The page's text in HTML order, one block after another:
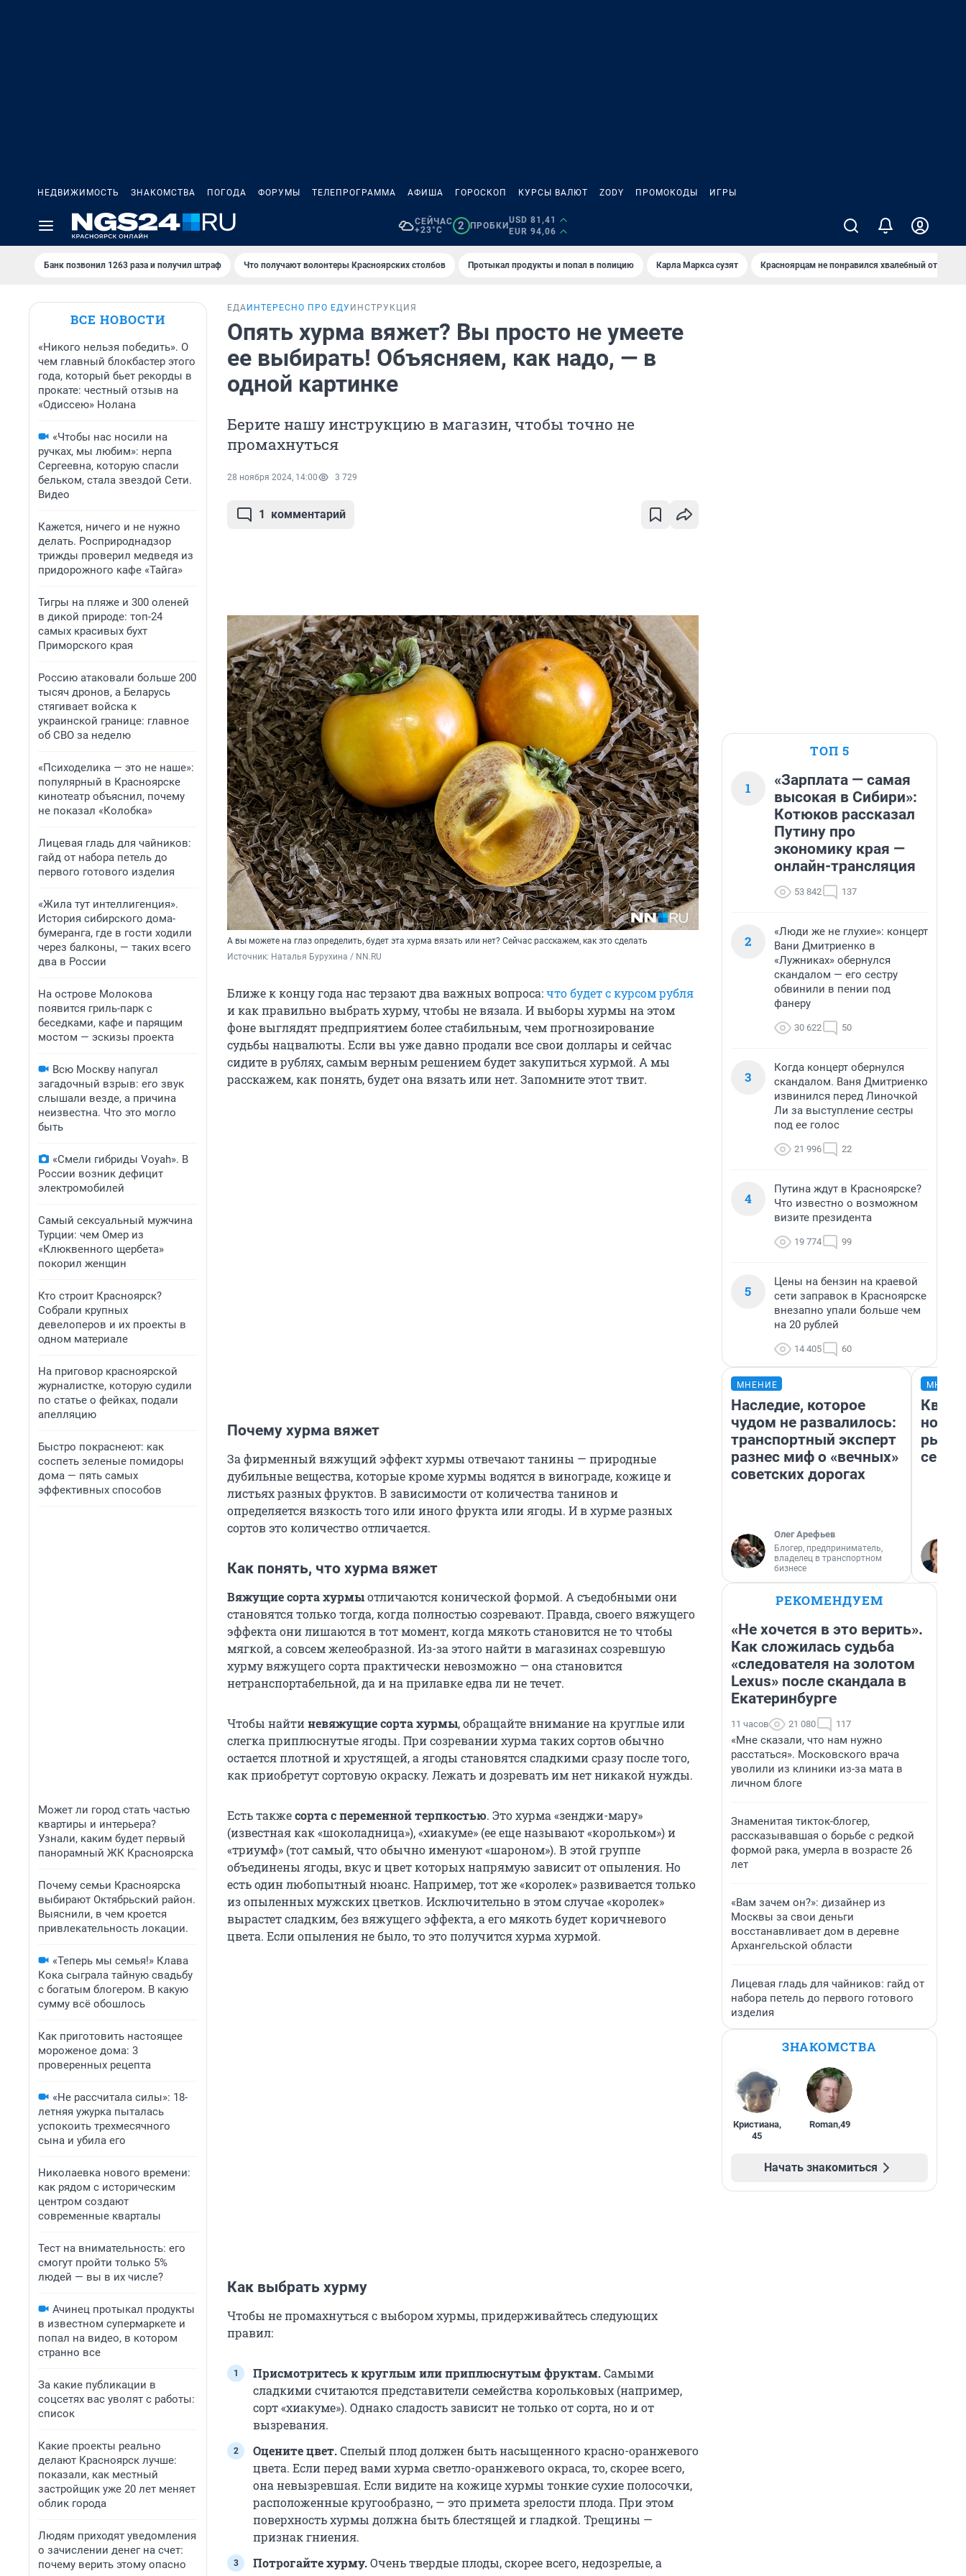
НЕДВИЖИМОСТЬ ЗНАКОМСТВА ПОГОДА ФОРУМЫ ТЕЛЕПРОГРАММА АФИША ГОРОСКОП КУРСЫ ВАЛЮТ ZODY ПРОМОКОДЫ ИГРЫ
СЕЙЧАС
+23°C
2 ПРОБКИ
USD 81,41
EUR 94,06
Банк позвонил 1263 раза и получил штраф Что получают волонтеры Красноярских столбов Протыкал продукты и попал в полицию Карла Маркса сузят Красноярцам не понравился хвалебный отзыв о
ВСЕ НОВОСТИ
«Никого нельзя победить». О
чем главный блокбастер этого
года, который бьет рекорды в
прокате: честный отзыв на
«Одиссею» Нолана
«Чтобы нас носили на
ручках, мы любим»: нерпа
Сергеевна, которую спасли
бельком, стала звездой Сети.
Видео
Кажется, ничего и не нужно
делать. Росприроднадзор
трижды проверил медведя из
придорожного кафе «Тайга»
Тигры на пляже и 300 оленей
в дикой природе: топ-24
самых красивых бухт
Приморского края
Россию атаковали больше 200
тысяч дронов, а Беларусь
стягивает войска к
украинской границе: главное
об СВО за неделю
«Психоделика — это не наше»:
популярный в Красноярске
кинотеатр объяснил, почему
не показал «Колобка»
Лицевая гладь для чайников:
гайд от набора петель до
первого готового изделия
«Жила тут интеллигенция».
История сибирского дома-
бумеранга, где в гости ходили
через балконы, — таких всего
два в России
На острове Молокова
появится гриль-парк с
беседками, кафе и парящим
мостом — эскизы проекта
Всю Москву напугал
загадочный взрыв: его звук
слышали везде, а причина
неизвестна. Что это могло
быть
«Смели гибриды Voyah». В
России возник дефицит
электромобилей
Самый сексуальный мужчина
Турции: чем Омер из
«Клюквенного щербета»
покорил женщин
Кто строит Красноярск?
Собрали крупных
девелоперов и их проекты в
одном материале
На приговор красноярской
журналистке, которую судили
по статье о фейках, подали
апелляцию
Быстро покраснеют: как
соспеть зеленые помидоры
дома — пять самых
эффективных способов
Может ли город стать частью
квартиры и интерьера?
Узнали, каким будет первый
панорамный ЖК Красноярска
Почему семьи Красноярска
выбирают Октябрьский район.
Выяснили, в чем кроется
привлекательность локации.
«Теперь мы семья!» Клава
Кока сыграла тайную свадьбу
с богатым блогером. В какую
сумму всё обошлось
Как приготовить настоящее
мороженое дома: 3
проверенных рецепта
«Не рассчитала силы»: 18-
летняя ужурка пыталась
успокоить трехмесячного
сына и убила его
Николаевка нового времени:
как рядом с историческим
центром создают
современные кварталы
Тест на внимательность: его
смогут пройти только 5%
людей — вы в их числе?
Ачинец протыкал продукты
в известном супермаркете и
попал на видео, в котором
странно все
За какие публикации в
соцсетях вас уволят с работы:
список
Какие проекты реально
делают Красноярск лучше:
показали, как местный
застройщик уже 20 лет меняет
облик города
Людям приходят уведомления
о зачислении денег на счет:
почему верить этому опасно
ЕДА ИНТЕРЕСНО ПРО ЕДУ ИНСТРУКЦИЯ
Опять хурма вяжет? Вы просто не умеете
ее выбирать! Объясняем, как надо, — в
одной картинке
Берите нашу инструкцию в магазин, чтобы точно не
промахнуться
28 ноября 2024, 14:00 3 729
1 комментарий
А вы можете на глаз определить, будет эта хурма вязать или нет? Сейчас расскажем, как это сделать
Источник: Наталья Бурухина / NN.RU
Ближе к концу года нас терзают два важных вопроса:что будет с курсом рубля
и как правильно выбрать хурму, чтобы не вязала. И выборы хурмы на этом
фоне выглядят предприятием более стабильным, чем прогнозирование
судьбы нацвалюты. Если вы уже давно продали все свои доллары и сейчас
сидите в рублях, самым верным решением будет закупиться хурмой. А мы
расскажем, как понять, будет она вязать или нет. Запомните этот твит.
Почему хурма вяжет
За фирменный вяжущий эффект хурмы отвечают танины — природные
дубильные вещества, которые кроме хурмы водятся в винограде, кожице и
листьях разных фруктов. В зависимости от количества танинов и
определяется вязкость того или иного фрукта или ягоды. И в хурме разных
сортов это количество отличается.
Как понять, что хурма вяжет
Вяжущие сорта хурмыотличаются конической формой. А съедобными они
становятся только тогда, когда полностью созревают. Правда, своего вяжущего
эффекта они лишаются в тот момент, когда мякоть становится не то чтобы
мягкой, а совсем желеобразной. Из-за этого найти в магазинах созревшую
хурму вяжущего сорта практически невозможно — она становится
нетранспортабельной, да и на прилавке едва ли не течет.
Чтобы найтиневяжущие сорта хурмы, обращайте внимание на круглые или
слегка приплюснутые ягоды. При созревании хурма таких сортов обычно
остается плотной и хрустящей, а ягоды становятся сладкими сразу после того,
как приобретут сортовую окраску. Лежать и дозревать им нет никакой нужды.
Есть такжесорта с переменной терпкостью. Это хурма «зенджи-мару»
(известная как «шоколадница»), «хиакуме» (ее еще называют «корольком») и
«триумф» (тот самый, что обычно именуют «шароном»). В этой группе
объединены ягоды, вкус и цвет которых напрямую зависит от опыления. Но
есть один любопытный нюанс. Например, тот же «королек» развивается только
из опыленных мужских цветков. Исключительно в этом случае «королек»
вырастет сладким, без вяжущего эффекта, а его мякоть будет коричневого
цвета. Если опыления не было, то это получится хурма хурмой.
Как выбрать хурму
Чтобы не промахнуться с выбором хурмы, придерживайтесь следующих
правил:
Присмотритесь к круглым или приплюснутым фруктам.Самыми
сладкими считаются представители семейства корольковых (например,
сорт «хиакуме»). Однако сладость зависит не только от сорта, но и от
вызревания.
Оцените цвет.Спелый плод должен быть насыщенного красно-оранжевого
цвета. Если перед вами хурма светло-оранжевого окраса, то, скорее всего,
она невызревшая. Если видите на кожице хурмы тонкие сухие полосочки,
расположенные кругообразно, — это примета зрелости плода. При этом
поверхность хурмы должна быть блестящей и гладкой. Трещины —
признак гниения.
Потрогайте хурму.Очень твердые плоды, скорее всего, недозрелые, а
ТОП 5
1
«Зарплата — самая
высокая в Сибири»:
Котюков рассказал
Путину про
экономику края —
онлайн-трансляция
53 842 137
2
«Люди же не глухие»: концерт
Вани Дмитриенко в
«Лужниках» обернулся
скандалом — его сестру
обвинили в пении под
фанеру
30 622 50
3
Когда концерт обернулся
скандалом. Ваня Дмитриенко
извинился перед Линочкой
Ли за выступление сестры
под ее голос
21 996 22
4
Путина ждут в Красноярске?
Что известно о возможном
визите президента
19 774 99
5
Цены на бензин на краевой
сети заправок в Красноярске
внезапно упали больше чем
на 20 рублей
14 405 60
МНЕНИЕ
Наследие, которое
чудом не развалилось:
транспортный эксперт
разнес миф о «вечных»
советских дорогах
Олег Арефьев
Блогер, предприниматель,
владелец в транспортном
бизнесе
но
РЕКОМЕНДУЕМ
«Не хочется в это верить».
Как сложилась судьба
«следователя на золотом
Lexus» после скандала в
Екатеринбурге
11 часов 21 080 117
«Мне сказали, что нам нужно
расстаться». Московского врача
уволили из клиники из-за мата в
личном блоге
Знаменитая тикток-блогер,
рассказывавшая о борьбе с редкой
формой рака, умерла в возрасте 26
лет
«Вам зачем он?»: дизайнер из
Москвы за свои деньги
восстанавливает дом в деревне
Архангельской области
Лицевая гладь для чайников: гайд от
набора петель до первого готового
изделия
ЗНАКОМСТВА
Кристиана,
45
Roman,49
Начать знакомиться